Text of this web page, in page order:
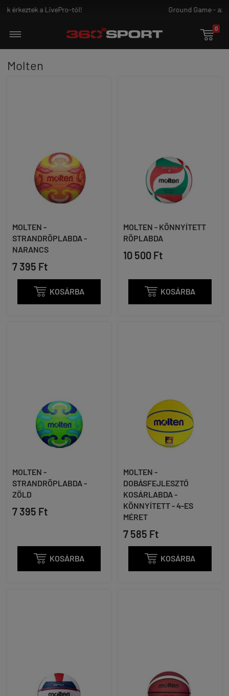
Ground Game - az igazi harcosoknak!

0
Molten
MOLTEN -
STRANDRÖPLABDA -
NARANCS
7 395 Ft
 KOSÁRBA
MOLTEN - KÖNNYÍTETT
RÖPLABDA
10 500 Ft
 KOSÁRBA
MOLTEN -
STRANDRÖPLABDA -
ZÖLD
7 395 Ft
 KOSÁRBA
MOLTEN -
DOBÁSFEJLESZTŐ
KOSÁRLABDA -
KÖNNYÍTETT - 4-ES
MÉRET
7 585 Ft
 KOSÁRBA